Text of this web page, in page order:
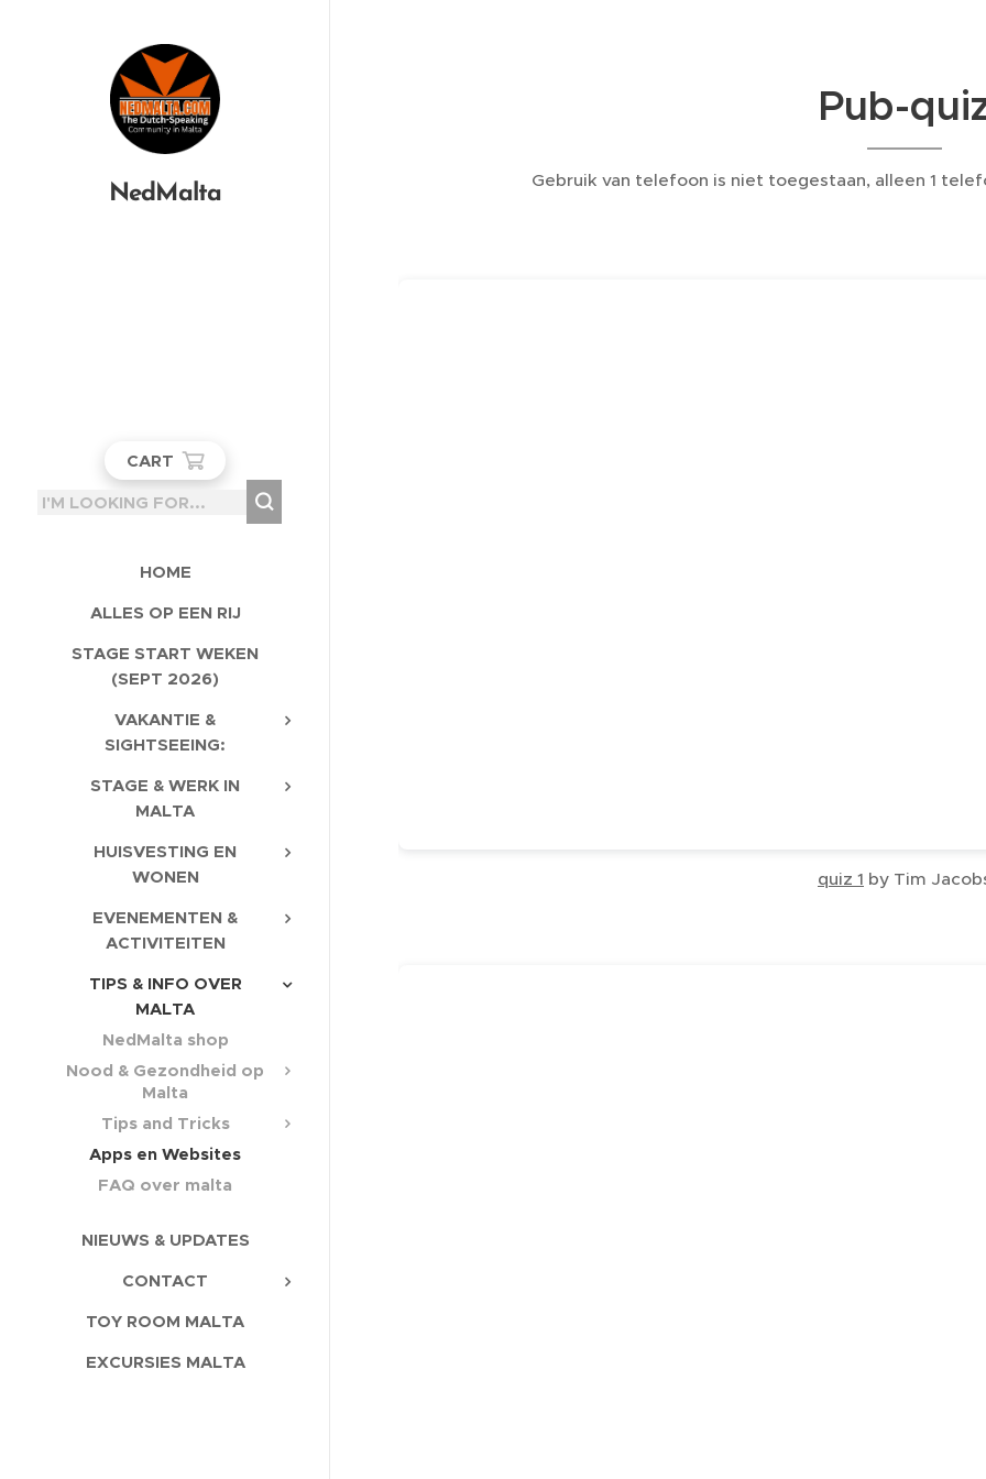
NedMalta
CART
HOME
ALLES OP EEN RIJ
STAGE START WEKEN
(SEPT 2026)
VAKANTIE &
SIGHTSEEING:
STAGE & WERK IN
MALTA
HUISVESTING EN
WONEN
EVENEMENTEN &
ACTIVITEITEN
TIPS & INFO OVER
MALTA
NedMalta shop
Nood & Gezondheid op
Malta
Tips and Tricks
Apps en Websites
FAQ over malta
NIEUWS & UPDATES
CONTACT
TOY ROOM MALTA
EXCURSIES MALTA
Pub-
Gebruik van telefoon is niet toegestaan, alleen 1
quiz 1 by Tim